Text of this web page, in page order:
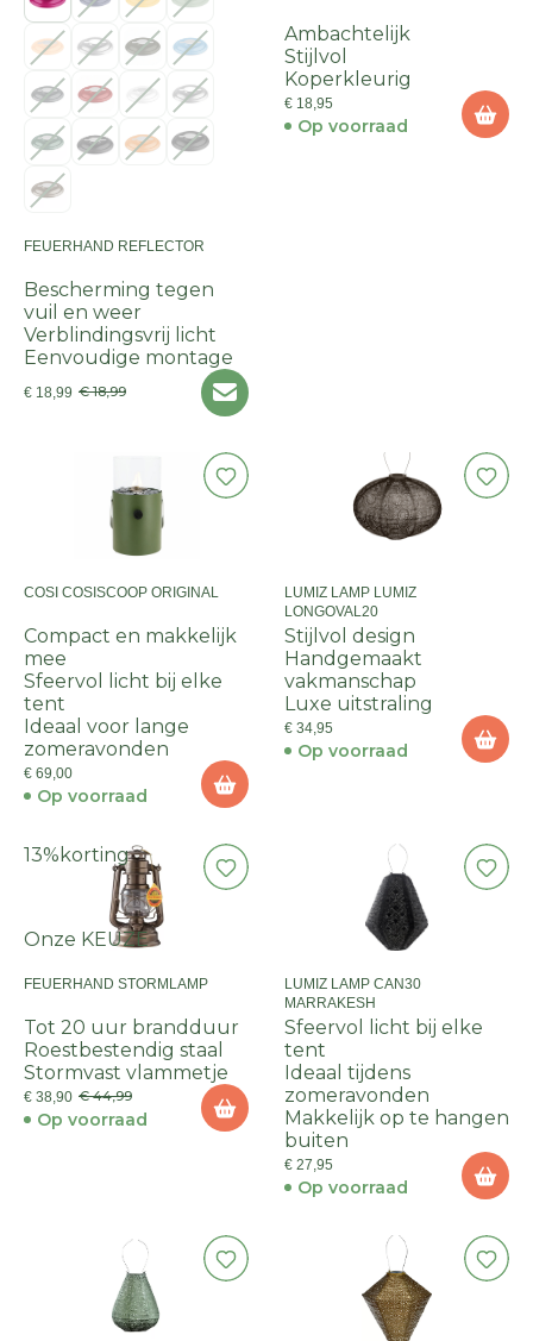
FEUERHAND REFLECTOR
Bescherming tegen
vuil en weer
Verblindingsvrij licht
Eenvoudige montage
€ 18,99 € 18,99
Ambachtelijk
Stijlvol
Koperkleurig
€ 18,95
Op voorraad
COSI COSISCOOP ORIGINAL
Compact en makkelijk
mee
Sfeervol licht bij elke
tent
Ideaal voor lange
zomeravonden
€ 69,00
Op voorraad
LUMIZ LAMP LUMIZ
LONGOVAL20
Stijlvol design
Handgemaakt
vakmanschap
Luxe uitstraling
€ 34,95
Op voorraad
13% korting
Onze KEUZE
FEUERHAND STORMLAMP
Tot 20 uur brandduur
Roestbestendig staal
Stormvast vlammetje
€ 38,90 € 44,99
Op voorraad
LUMIZ LAMP CAN30
MARRAKESH
Sfeervol licht bij elke
tent
Ideaal tijdens
zomeravonden
Makkelijk op te hangen
buiten
€ 27,95
Op voorraad